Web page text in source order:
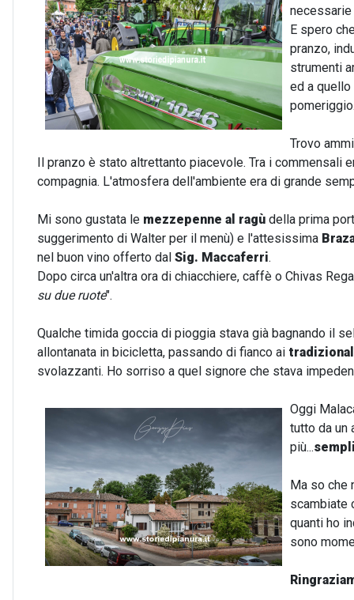
necessarie
E spero
pranzo,
strumenti
ed a
pomeriggio.
Trovo
Il pranzo è stato altrettanto piacevole. Tra i commensali
compagnia. L'atmosfera dell'ambiente era di grande
Mi sono gustata le mezzepenne al ragù della prima
suggerimento di Walter per il menù) e l'attesissima
nel buon vino offerto dal Sig. Maccaferri.
Dopo circa un'altra ora di chiacchiere, caffè o Chivas
su due ruote".
Qualche timida goccia di pioggia stava già bagnando il
allontanata in bicicletta, passando di fianco ai
svolazzanti. Ho sorriso a quel signore che stava
Oggi
tutto da un
più...
Ma so che
scambiate
quanti ho
sono